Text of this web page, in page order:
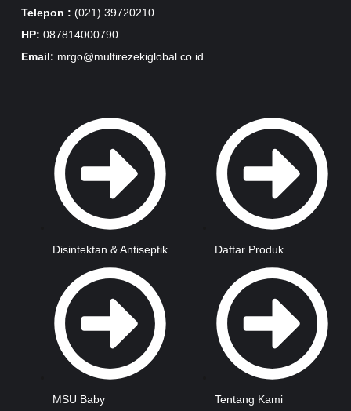
Telepon : (021) 39720210
HP: 087814000790
Email: mrgo@multirezekiglobal.co.id
Disintektan & Antiseptik
MSU Baby
Daftar Produk
Tentang Kami